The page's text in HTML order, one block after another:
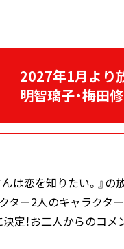
2027年1月より
明智璃子・梅田
は恋を知りたい。』
ター2人のキャラクタ
定！お二人からのコメ